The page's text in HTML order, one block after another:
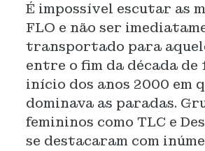
É impossível escutar as
FLO e não ser
transportado para
entre o fim da década de
início dos anos 2000 em
dominava as paradas.
femininos como TLC e
se destacaram com